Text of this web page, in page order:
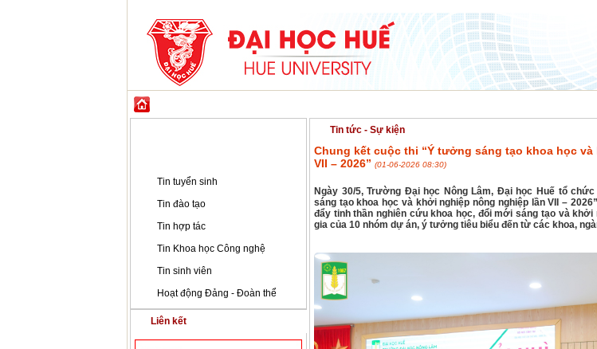
Tin tuyển sinh
Tin đào tạo
Tin hợp tác
Tin Khoa học Công nghệ
Tin sinh viên
Hoạt động Đảng - Đoàn thể
Liên kết
Tin tức - Sự kiện
Chung kết cuộc thi “Ý tưởng sáng tạo khoa học
VII – 2026” (01-06-2026 08:30)
Ngày 30/5, Trường Đại học Nông Lâm, Đại học Huế tổ
sáng tạo khoa học và khởi nghiệp nông nghiệp lần VII –
đẩy tinh thần nghiên cứu khoa học, đổi mới sáng tạo và
gia của 10 nhóm dự án, ý tưởng tiêu biểu đến từ các khoa,